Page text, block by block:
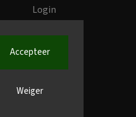
Weiger
Accepteer
Login